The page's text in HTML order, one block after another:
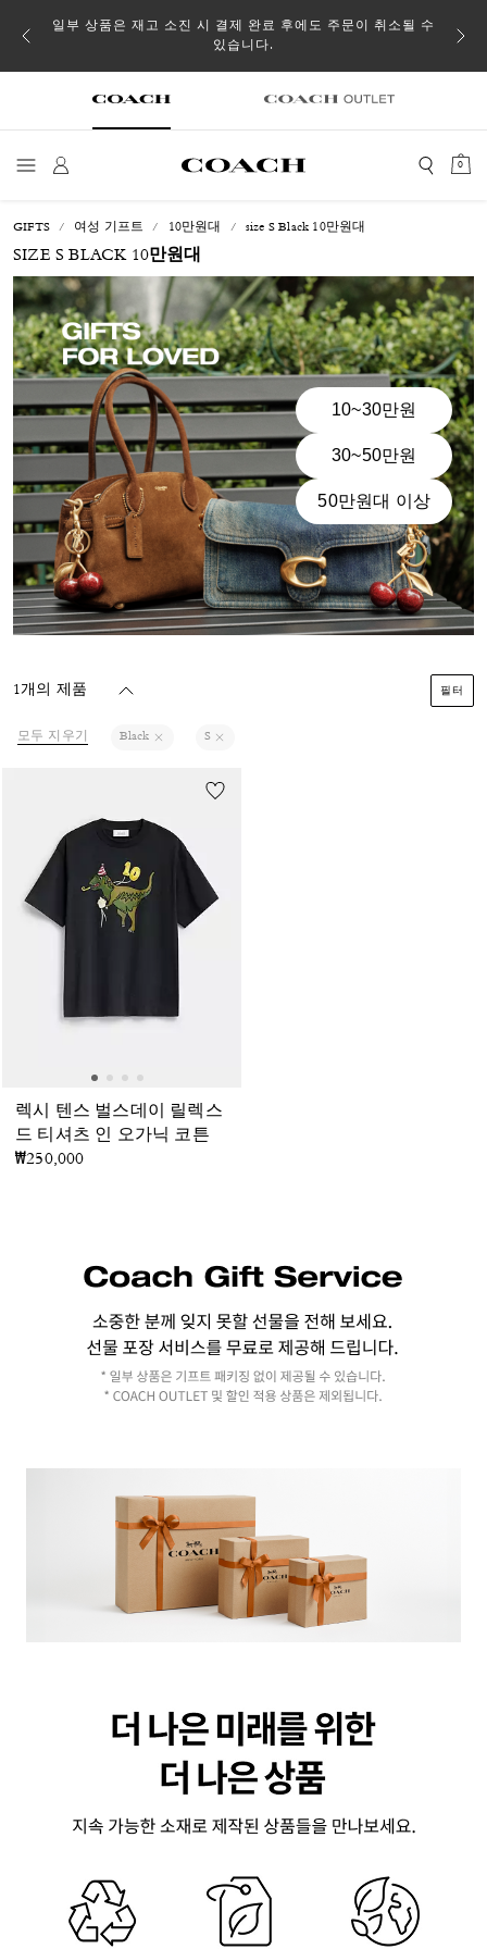
일부 상품은 재고 소진 시 결제 완료 후에도 주문이 취소될 수
있습니다.
0
GIFTS 여성 기프트 10만원대 size S Black 10만원대
SIZE S BLACK 10만원대
10~30만원
30~50만원
50만원대 이상
1개의 제품 필터
모두 지우기 Black S
렉시 텐스 벌스데이 릴렉스
드 티셔츠 인 오가닉 코튼
₩250,000